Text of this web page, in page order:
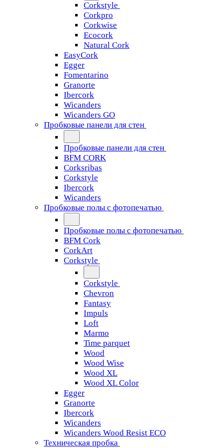
Corkstyle
Corkpro
Corkwise
Ecocork
Natural Cork
EasyCork
Egger
Fomentarino
Granorte
Ibercork
Wicanders
Wicanders GO
Пробковые панели для стен
Пробковые панели для стен
BFM CORK
Corksribas
Corkstyle
Ibercork
Wicanders
Пробковые полы с фотопечатью
Пробковые полы с фотопечатью
BFM Cork
CorkArt
Corkstyle
Corkstyle
Chevron
Fantasy
Impuls
Loft
Marmo
Time parquet
Wood
Wood Wise
Wood XL
Wood XL Color
Egger
Granorte
Ibercork
Wicanders
Wicanders Wood Resist ECO
Техническая пробка